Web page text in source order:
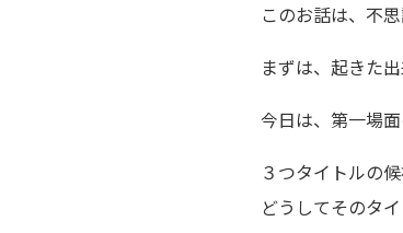
このお話は、不
まずは、起きた
今日は、第一場
３つタイトルの
どうしてそのタ